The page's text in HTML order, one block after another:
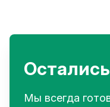
Мы всегда